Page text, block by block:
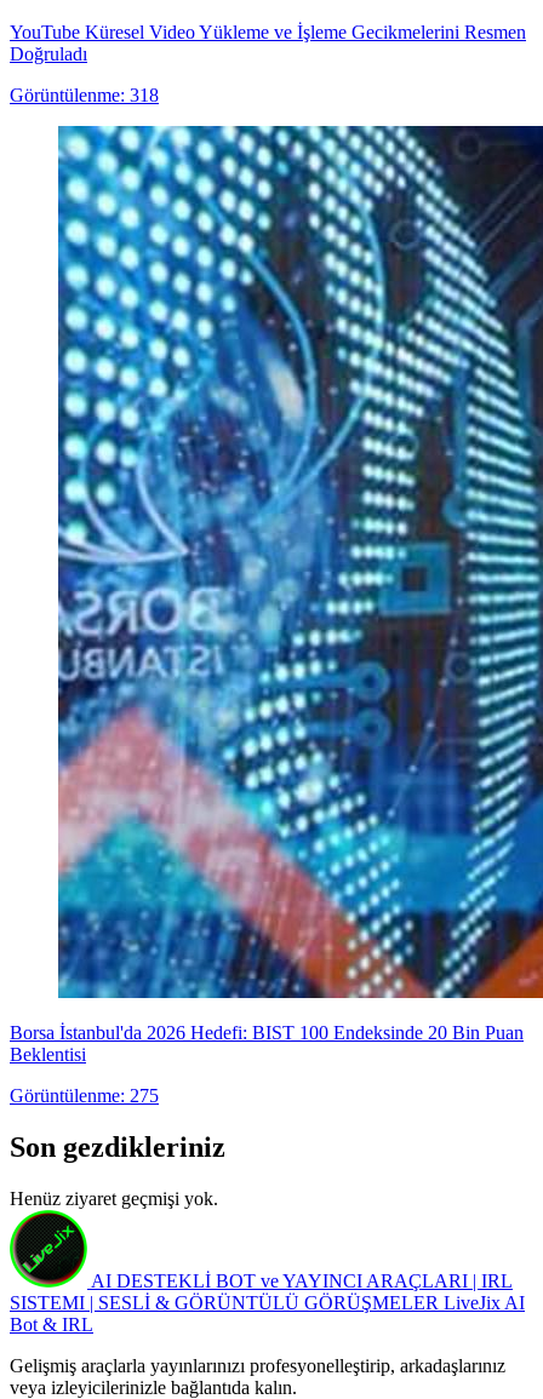
YouTube Küresel Video Yükleme ve İşleme Gecikmelerini Resmen
Doğruladı
Görüntülenme: 318
Borsa İstanbul'da 2026 Hedefi: BIST 100 Endeksinde 20 Bin Puan
Beklentisi
Görüntülenme: 275
Son gezdikleriniz
Henüz ziyaret geçmişi yok.
AI DESTEKLİ BOT ve YAYINCI ARAÇLARI | IRL
SISTEMI | SESLİ & GÖRÜNTÜLÜ GÖRÜŞMELER LiveJix AI
Bot & IRL
Gelişmiş araçlarla yayınlarınızı profesyonelleştirip, arkadaşlarınız
veya izleyicilerinizle bağlantıda kalın.